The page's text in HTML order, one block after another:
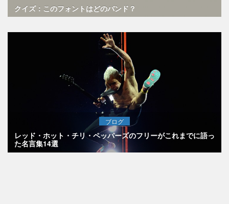
クイズ：このフォントはどのバンド？
ブログ
レッド・ホット・チリ・ペッパーズのフリーがこれまでに語っ
た名言集14選